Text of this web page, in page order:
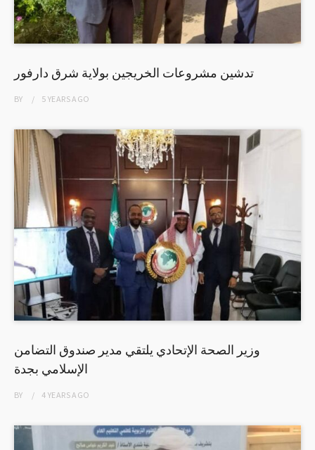
تدشين مشروعات الخريجين بولاية شرق دارفور
BY 5 YEARSAGO
وزير الصحة الإتحادي يلتقي مدير صندوق التضامن
الإسلامي بجدة
BY 4 YEARSAGO